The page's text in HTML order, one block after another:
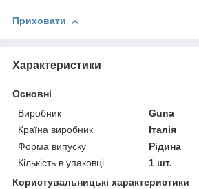
Приховати
Характеристики
Основні
Виробник
Guna
Країна виробник
Італія
Форма випуску
Рідина
Кількість в упаковці
1 шт.
Користувальницькі характеристики